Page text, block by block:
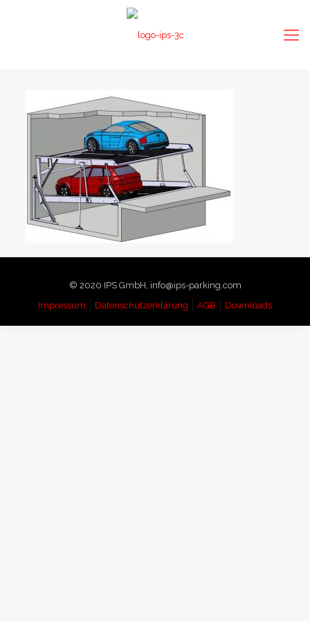
© 2020 IPS GmbH, info@ips-parking.com
Impressum
Datenschutzerklärung AGB Downloads